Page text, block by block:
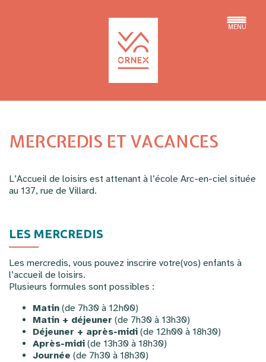
MENU
MERCREDIS ET VACANCES
L’Accueil de loisirs est attenant à l’école Arc-en-ciel située
au 137, rue de Villard.
LES MERCREDIS
Les mercredis, vous pouvez inscrire votre(vos) enfants à
l’accueil de loisirs.
Plusieurs formules sont possibles :
Matin (de 7h30 à 12h00)
Matin + déjeuner (de 7h30 à 13h30)
Déjeuner + après-midi (de 12h00 à 18h30)
Après-midi (de 13h30 à 18h30)
Journée (de 7h30 à 18h30)